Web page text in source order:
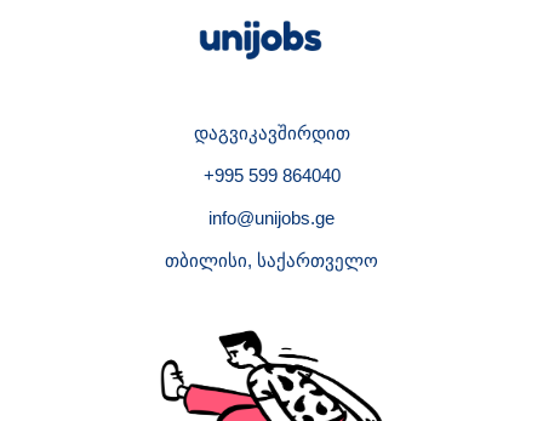
დაგვიკავშირდით
+995 599 864040
info@unijobs.ge
თბილისი, საქართველო